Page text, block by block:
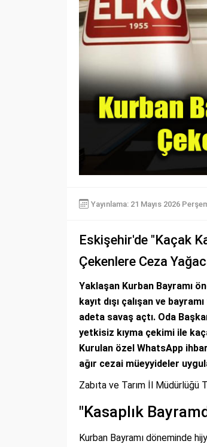
Yayınlama: 21 Mayıs 2026
Eskişehir'de "Kaçak
Çekenlere Ceza
Yaklaşan Kurban Bayramı
kayıt dışı çalışan ve
adeta savaş açtı. Oda
yetkisiz kıyma çekimi ile
Kurulan özel WhatsApp
ağır cezai müeyyideler
Zabıta ve Tarım İl Müdürlüğü
"Kasaplık
Kurban Bayramı döneminde